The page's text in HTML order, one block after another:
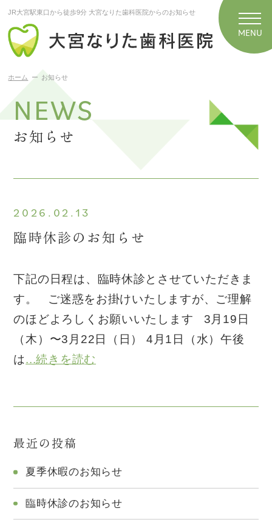
JR大宮駅東口から徒歩9分 大宮なりた歯科医院からのお知らせ
ホーム お知らせ
NEWS
お知らせ
2026.02.13
臨時休診のお知らせ
下記の日程は、臨時休診とさせていただきま
す。 ご迷惑をお掛けいたしますが、ご理解
のほどよろしくお願いいたします 3月19日
（木）〜3月22日（日） 4月1日（水）午後
は...続きを読む
最近の投稿
夏季休暇のお知らせ
臨時休診のお知らせ